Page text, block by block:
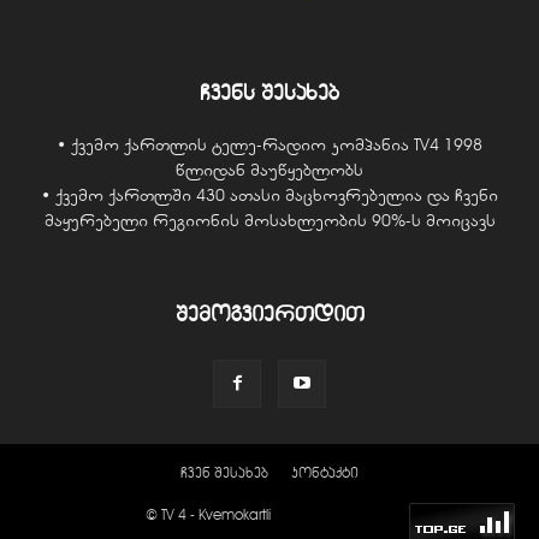
ჩვენს შესახებ
• ქვემო ქართლის ტელე-რადიო კომპანია TV4 1998
წლიდან მაუწყებლობს
• ქვემო ქართლში 430 ათასი მაცხოვრებელია და ჩვენი
მაყურებელი რეგიონის მოსახლეობის 90%-ს მოიცავს
შემოგვიერთდით
ჩვენ შესახებ კონტაქტი
© TV 4 - Kvemokartli